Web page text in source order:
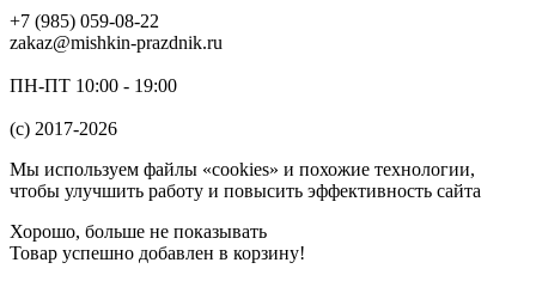
+7 (985) 059-08-22
zakaz@mishkin-prazdnik.ru
ПН-ПТ 10:00 - 19:00
(c) 2017-2026
Мы используем файлы «cookies» и похожие технологии,
чтобы улучшить работу и повысить эффективность сайта
Хорошо, больше не показывать
Товар успешно добавлен в корзину!